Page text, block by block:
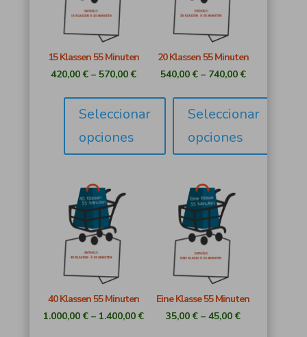
15 Klassen 55 Minuten
420,00€ – 570,00€
Seleccionar
opciones
20 Klassen 55 Minuten
540,00€– 740,00€
Seleccionar
opciones
40 Klassen 55 Minuten
1.000,00€ – 1.400,00€
Eine Klasse 55 Minuten
35,00€– 45,00€